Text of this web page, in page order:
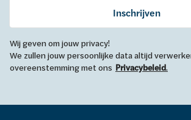
Inschrijven
Wij geven om jouw privacy!
We zullen jouw persoonlijke data altijd
overeenstemming met ons Privacybeleid.